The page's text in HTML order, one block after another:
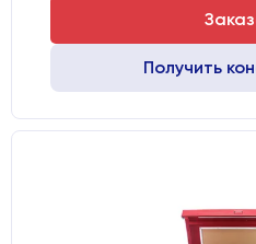
Получить